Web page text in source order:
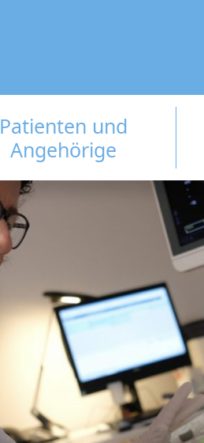
Patienten und
Angehörige